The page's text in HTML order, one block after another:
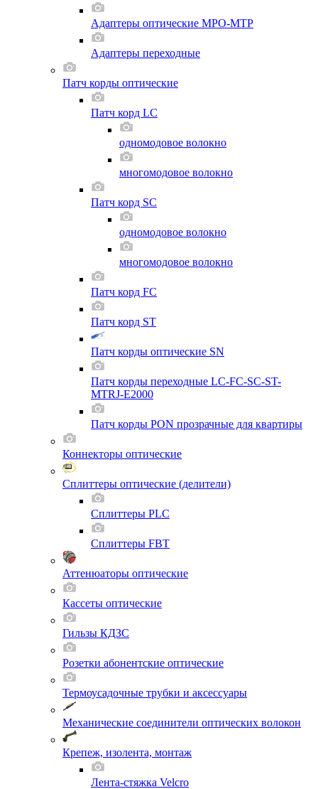
Адаптеры оптические MPO-MTP
Адаптеры переходные
Патч корды оптические
Патч корд LC
одномодовое волокно
многомодовое волокно
Патч корд SC
одномодовое волокно
многомодовое волокно
Патч корд FC
Патч корд ST
Патч корды оптические SN
Патч корды переходные LC-FC-SC-ST-
MTRJ-E2000
Патч корды PON прозрачные для квартиры
Коннекторы оптические
Сплиттеры оптические (делители)
Сплиттеры PLC
Сплиттеры FBT
Аттенюаторы оптические
Кассеты оптические
Гильзы КДЗС
Розетки абонентские оптические
Термоусадочные трубки и аксессуары
Механические соединители оптических волокон
Крепеж, изолента, монтаж
Лента-стяжка Velcro